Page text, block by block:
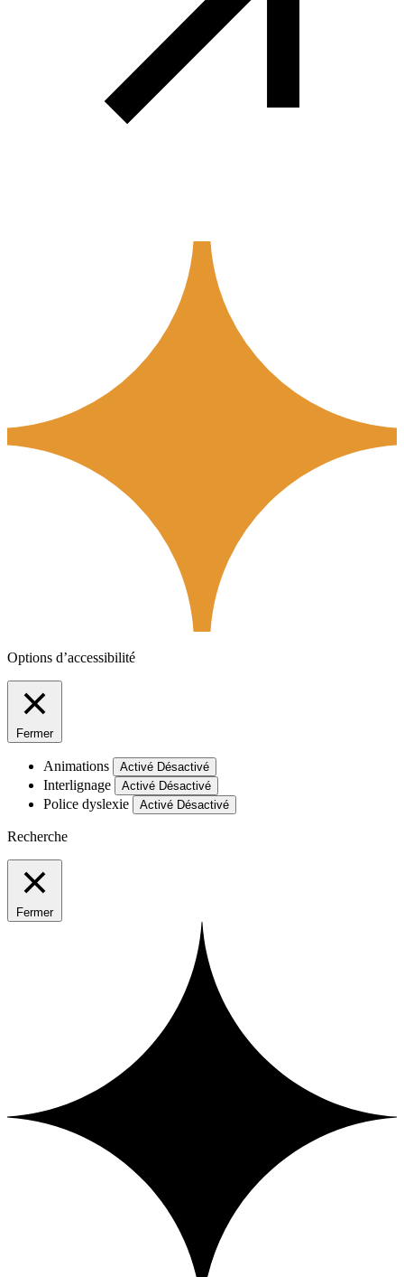
Options d’accessibilité
Fermer
Animations Activé Désactivé
Interlignage Activé Désactivé
Police dyslexie Activé Désactivé
Recherche
Fermer